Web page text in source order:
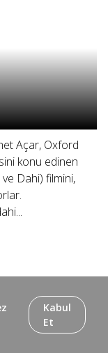
Açar, Oxford
konu edinen
Dahi) filmini,
Kabul
Et